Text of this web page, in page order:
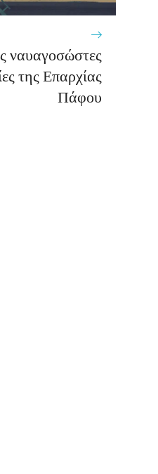
ναυαγοσώστες
της Επαρχίας
Πάφου